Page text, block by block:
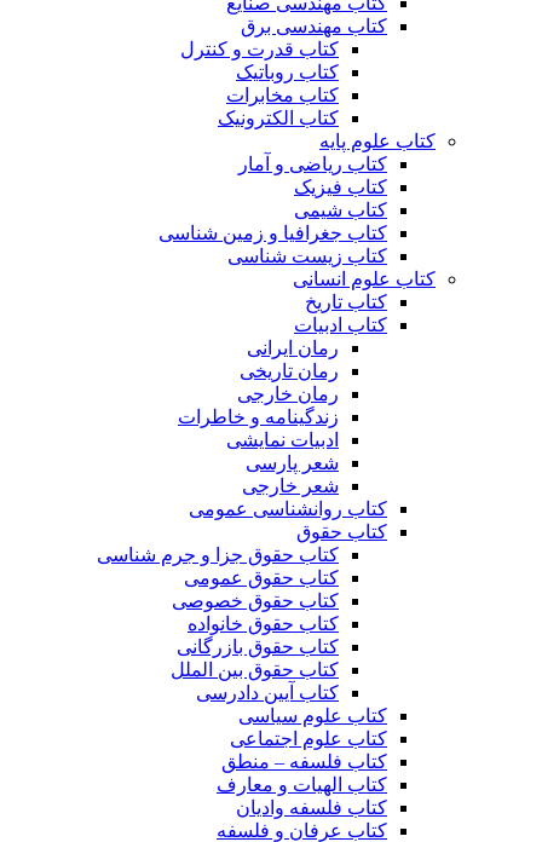
کتاب مهندسی برق
کتاب قدرت و کنترل
کتاب روباتیک
کتاب مخابرات
کتاب الکترونیک
کتاب علوم پایه
کتاب ریاضی و آمار
کتاب فیزیک
کتاب شیمی
کتاب جغرافیا و زمین شناسی
کتاب زیست شناسی
کتاب علوم انسانی
کتاب تاریخ
کتاب ادبیات
رمان ایرانی
رمان تاریخی
رمان خارجی
زندگینامه و خاطرات
ادبیات نمایشی
شعر پارسی
شعر خارجی
کتاب روانشناسی عمومی
کتاب حقوق
کتاب حقوق جزا و جرم شناسی
کتاب حقوق عمومی
کتاب حقوق خصوصی
کتاب حقوق خانواده
کتاب حقوق بازرگانی
کتاب حقوق بین الملل
کتاب آیین دادرسی
کتاب علوم سیاسی
کتاب علوم اجتماعی
کتاب فلسفه – منطق
کتاب الهیات و معارف
کتاب فلسفه وادیان
کتاب عرفان و فلسفه